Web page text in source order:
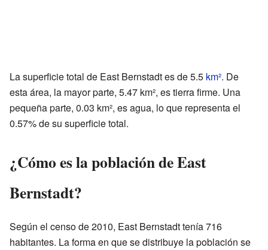
La superficie total de East Bernstadt es de 5.5 km². De
esta área, la mayor parte, 5.47 km², es tierra firme. Una
pequeña parte, 0.03 km², es agua, lo que representa el
0.57% de su superficie total.
¿Cómo es la población de East
Bernstadt?
Según el censo de 2010, East Bernstadt tenía 716
habitantes. La forma en que se distribuye la población se